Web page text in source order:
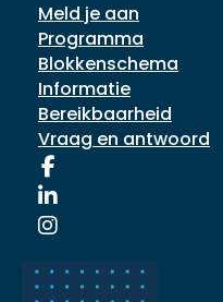
Meld je aan
Programma
Blokkenschema
Informatie
Bereikbaarheid
Vraag en antwoord